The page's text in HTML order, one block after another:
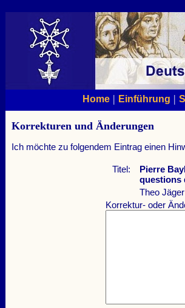
Home| Einführung |
Korrekturen und Änderungen
Ich möchte zu folgendem Eintrag einen
Titel:
Pierre
questions
Theo Jäger
Korrektur- oder